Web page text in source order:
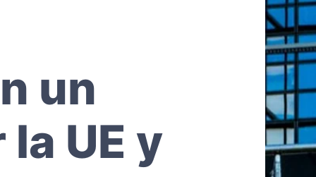
un
UE y